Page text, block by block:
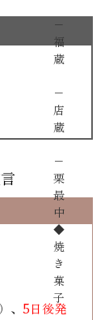
−
福
蔵
−
店
蔵
−
栗
最
中
◆
焼
き
菓
子
5日後発